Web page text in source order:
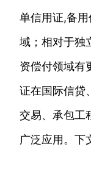
单信用证,备
域；相对于独
资偿付领域有
证在国际信贷
交易、承包工
广泛应用。下